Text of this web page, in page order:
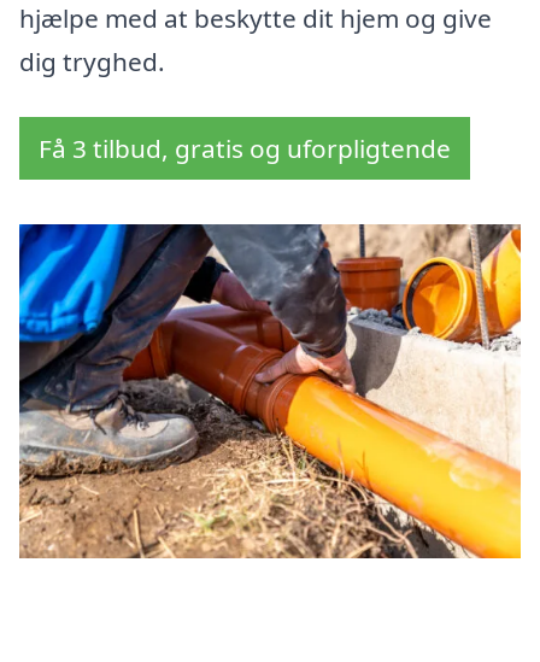
hjælpe med at beskytte dit hjem og give
dig tryghed.
Få 3 tilbud, gratis og uforpligtende